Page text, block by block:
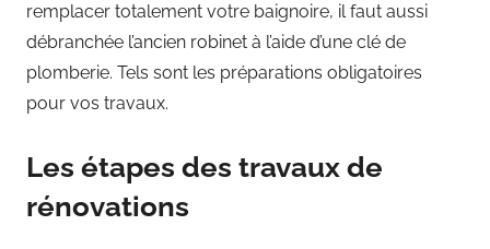
remplacer totalement votre baignoire, il faut aussi
débranchée l’ancien robinet à l’aide d’une clé de
plomberie. Tels sont les préparations obligatoires
pour vos travaux.
Les étapes des travaux de
rénovations